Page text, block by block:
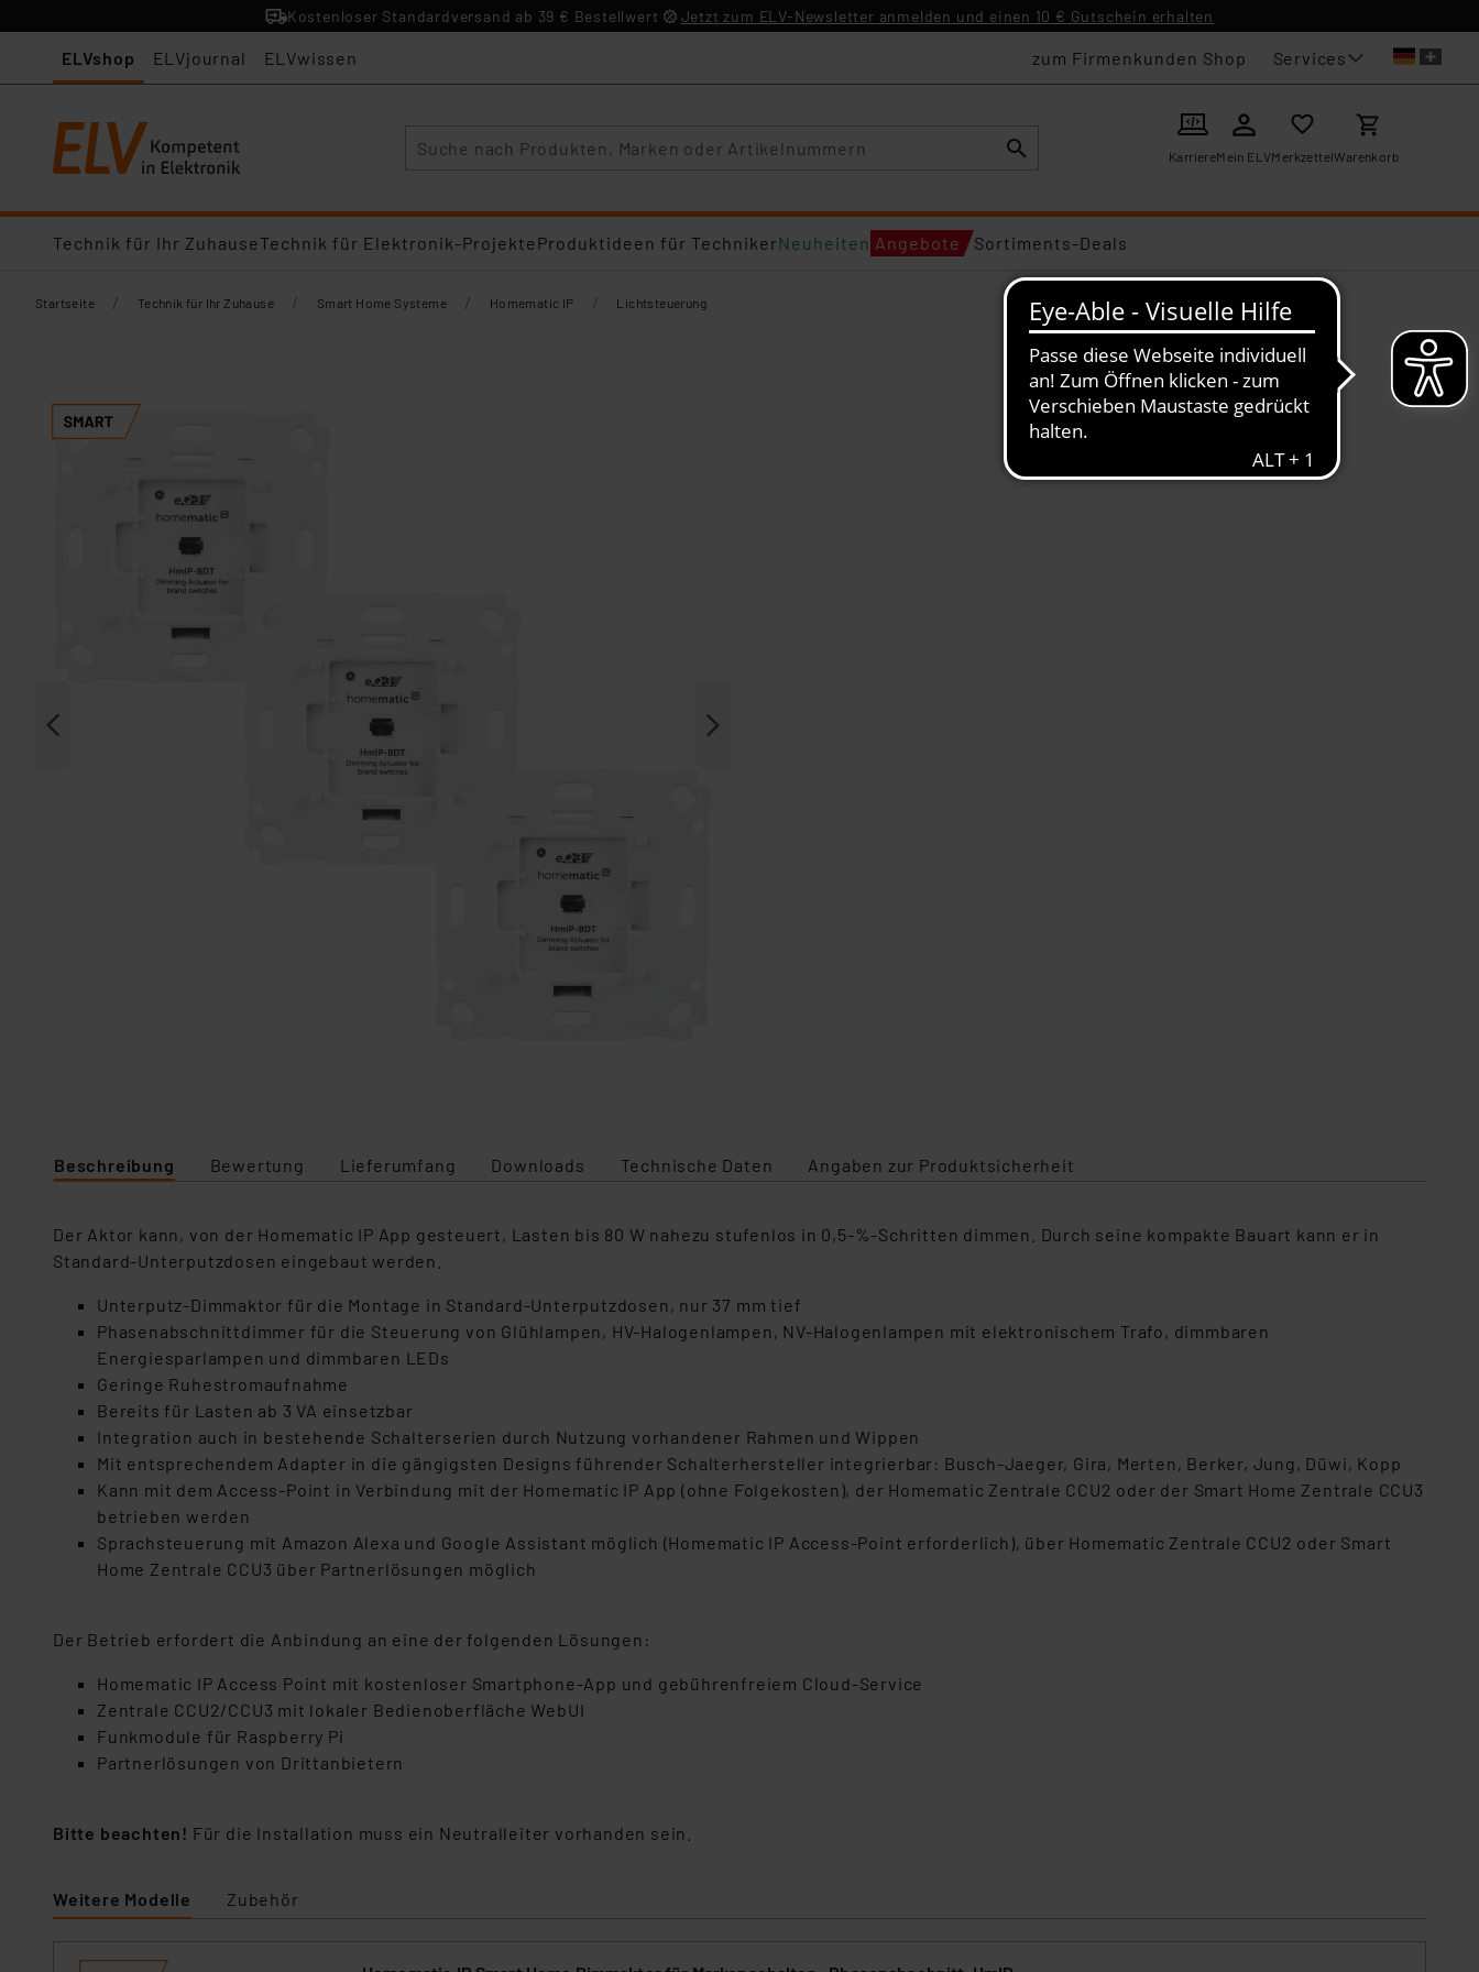
Kostenloser Standardversand ab 39 € Bestellwert Jetzt zum ELV-Newsletter anmelden und einen 10 € Gutschein erhalten
ELVshop ELVjournal ELVwissen zum Firmenkunden Shop Services
KarriereMein ELVMerkzettelWarenkorb
Technik für Ihr ZuhauseTechnik für Elektronik-ProjekteProduktideen für TechnikerNeuheiten Angebote Sortiments-Deals
Startseite / Technik für Ihr Zuhause / Smart Home Systeme / Homematic IP / Lichtsteuerung
Beschreibung Bewertung Lieferumfang Downloads Technische Daten Angaben zur Produktsicherheit
Der Aktor kann, von der Homematic IP App gesteuert, Lasten bis 80 W nahezu stufenlos in 0,5-%-Schritten dimmen. Durch seine kompakte Bauart kann er in
Standard-Unterputzdosen eingebaut werden.
Unterputz-Dimmaktor für die Montage in Standard-Unterputzdosen, nur 37 mm tief
Phasenabschnittdimmer für die Steuerung von Glühlampen, HV-Halogenlampen, NV-Halogenlampen mit elektronischem Trafo, dimmbaren
Energiesparlampen und dimmbaren LEDs
Geringe Ruhestromaufnahme
Bereits für Lasten ab 3 VA einsetzbar
Integration auch in bestehende Schalterserien durch Nutzung vorhandener Rahmen und Wippen
Mit entsprechendem Adapter in die gängigsten Designs führender Schalterhersteller integrierbar: Busch-Jaeger, Gira, Merten, Berker, Jung, Düwi, Kopp
Kann mit dem Access-Point in Verbindung mit der Homematic IP App (ohne Folgekosten), der Homematic Zentrale CCU2 oder der Smart Home Zentrale CCU3
betrieben werden
Sprachsteuerung mit Amazon Alexa und Google Assistant möglich (Homematic IP Access-Point erforderlich), über Homematic Zentrale CCU2 oder Smart
Home Zentrale CCU3 über Partnerlösungen möglich
Der Betrieb erfordert die Anbindung an eine der folgenden Lösungen:
Homematic IP Access Point mit kostenloser Smartphone-App und gebührenfreiem Cloud-Service
Zentrale CCU2/CCU3 mit lokaler Bedienoberfläche WebUI
Funkmodule für Raspberry Pi
Partnerlösungen von Drittanbietern
Bitte beachten! Für die Installation muss ein Neutralleiter vorhanden sein.
Weitere Modelle Zubehör